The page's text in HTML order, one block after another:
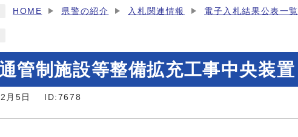
HOME 県警の紹介 入札関連情報 電子入札結果公表一覧
管制施設等整備拡充工事中央装置
月5日 ID:7678